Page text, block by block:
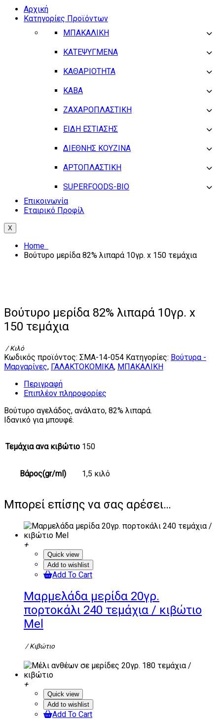
Αρχική
Κατηγορίες Προϊόντων
ΜΠΑΚΑΛΙΚΗ
ΚΑΤΕΨΥΓΜΕΝΑ
ΚΑΘΑΡΙΟΤΗΤΑ
ΚΑΒΑ
ΖΑΧΑΡΟΠΛΑΣΤΙΚΗ
ΕΙΔΗ ΕΣΤΙΑΣΗΣ
ΔΙΕΘΝΗΣ ΚΟΥΖΙΝΑ
ΑΡΤΟΠΛΑΣΤΙΚΗ
SUPERFOODS-BIO
Επικοινωνία
Εταιρικό Προφίλ
X
Home
Βούτυρο μερίδα 82% λιπαρά 10γρ. x 150 τεμάχια
Βούτυρο μερίδα 82% λιπαρά 10γρ. x
150 τεμάχια
/ Κιλό
Κωδικός προϊόντος: ΣΜΑ-14-054 Κατηγορίες: Βούτυρα -
Μαργαρίνες, ΓΑΛΑΚΤΟΚΟΜΙΚΑ, ΜΠΑΚΑΛΙΚΗ
Περιγραφή
Επιπλέον πληροφορίες
Βούτυρο αγελάδος, ανάλατο, 82% λιπαρά.
Ιδανικό για μπουφέ.
Τεμάχια ανα κιβώτιο 150
Βάρος(gr/ml) 1,5 κιλό
Μπορεί επίσης να σας αρέσει…
Quick view
Add to wishlist
Add To Cart
Μαρμελάδα μερίδα 20γρ.
πορτοκάλι 240 τεμάχια / κιβώτιο
Mel
/ Κιβώτιο
Quick view
Add to wishlist
Add To Cart